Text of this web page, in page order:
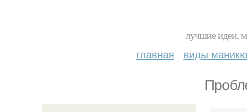
лучшие идеи,
главная виды